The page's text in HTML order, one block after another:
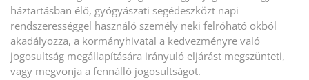
háztartásban élő, gyógyászati segédeszközt napi
rendszerességgel használó személy neki felróható okból
akadályozza, a kormányhivatal a kedvezményre való
jogosultság megállapítására irányuló eljárást megszünteti,
vagy megvonja a fennálló jogosultságot.